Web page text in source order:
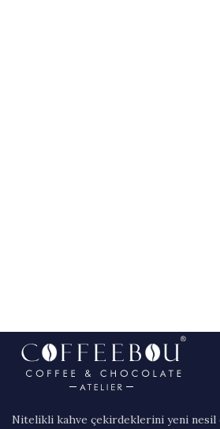
Nitelikli kahve çekirdeklerini yeni